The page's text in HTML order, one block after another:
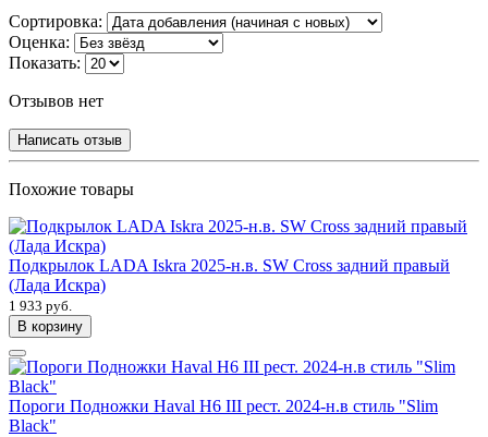
Сортировка:
Оценка:
Показать:
Отзывов нет
Написать отзыв
Похожие товары
Подкрылок LADA Iskra 2025-н.в. SW Cross задний правый
(Лада Искра)
1 933 руб.
В корзину
Пороги Подножки Haval H6 III рест. 2024-н.в стиль "Slim
Black"